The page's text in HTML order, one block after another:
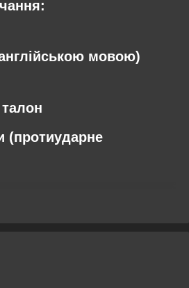
мовою)
(протиударне